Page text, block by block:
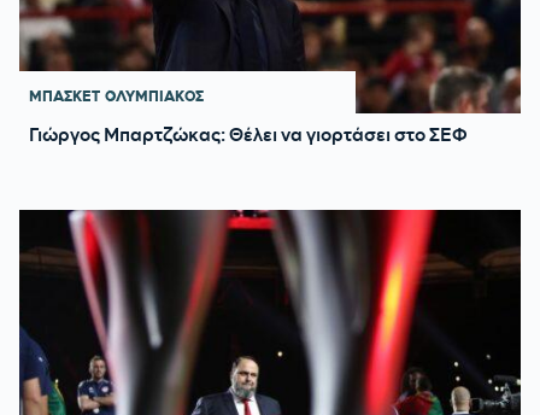
ΜΠΑΣΚΕΤ ΟΛΥΜΠΙΑΚΟΣ
Γιώργος Μπαρτζώκας: Θέλει να γιορτάσει στο ΣΕΦ